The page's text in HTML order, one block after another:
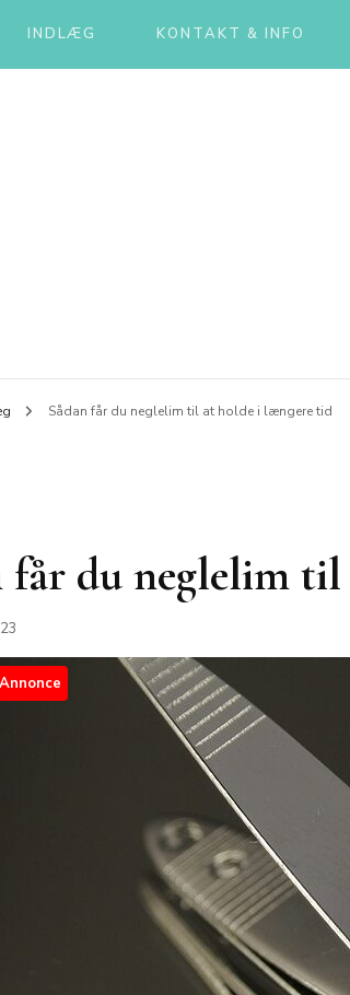
INDLÆG KONTAKT & INFO
Sådan får du neglelim til at holde i længere tid
får du neglelim
Annonce